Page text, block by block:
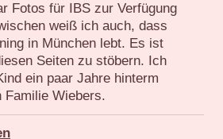
Fotos für IBS zur Verfügung
weiß ich auch, dass
in München lebt. Es ist
Seiten zu stöbern. Ich
ein paar Jahre hinterm
Familie Wiebers.